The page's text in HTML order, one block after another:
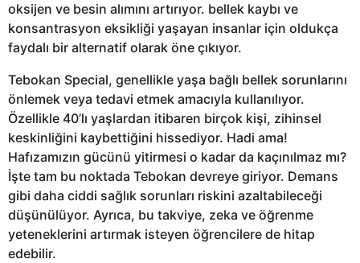
oksijen ve besin alımını artırıyor. bellek kaybı ve
konsantrasyon eksikliği yaşayan insanlar için oldukça
faydalı bir alternatif olarak öne çıkıyor.
Tebokan Special, genellikle yaşa bağlı bellek sorunlarını
önlemek veya tedavi etmek amacıyla kullanılıyor.
Özellikle 40’lı yaşlardan itibaren birçok kişi, zihinsel
keskinliğini kaybettiğini hissediyor. Hadi ama!
Hafızamızın gücünü yitirmesi o kadar da kaçınılmaz mı?
İşte tam bu noktada Tebokan devreye giriyor. Demans
gibi daha ciddi sağlık sorunları riskini azaltabileceği
düşünülüyor. Ayrıca, bu takviye, zeka ve öğrenme
yeteneklerini artırmak isteyen öğrencilere de hitap
edebilir.